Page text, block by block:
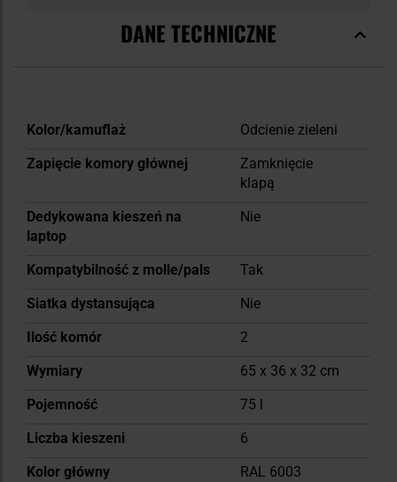
DANE TECHNICZNE
Więcej
Kolor/kamuflaż
Odcienie zieleni
Zapięcie komory głównej
Zamknięcie
klapą
Dedykowana kieszeń na
laptop
Nie
Kompatybilność z molle/pals
Tak
Siatka dystansująca
Nie
Ilość komór
2
Wymiary
65 x 36 x 32 cm
Pojemność
75 l
Liczba kieszeni
6
Kolor główny
RAL 6003